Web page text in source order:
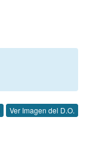
Ver Imagen del D.O.